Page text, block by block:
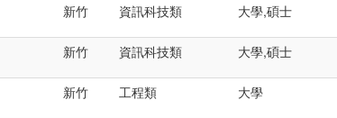
新竹 資訊科技類 大學,碩士
新竹 資訊科技類 大學,碩士
新竹 工程類 大學